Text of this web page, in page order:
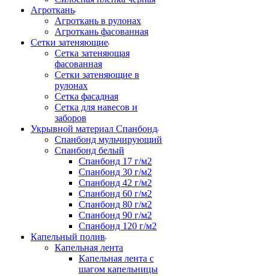
Агроткань
Агроткань в рулонах
Агроткань фасованная
Сетки затеняющие
Сетка затеняющая
фасованная
Сетки затеняющие в
рулонах
Сетка фасадная
Сетка для навесов и
заборов
Укрывной материал Спанбонд
Спанбонд мульчирующий
Спанбонд белый
Спанбонд 17 г/м2
Спанбонд 30 г/м2
Спанбонд 42 г/м2
Спанбонд 60 г/м2
Спанбонд 80 г/м2
Спанбонд 90 г/м2
Спанбонд 120 г/м2
Капельный полив
Капельная лента
Капельная лента с
шагом капельницы